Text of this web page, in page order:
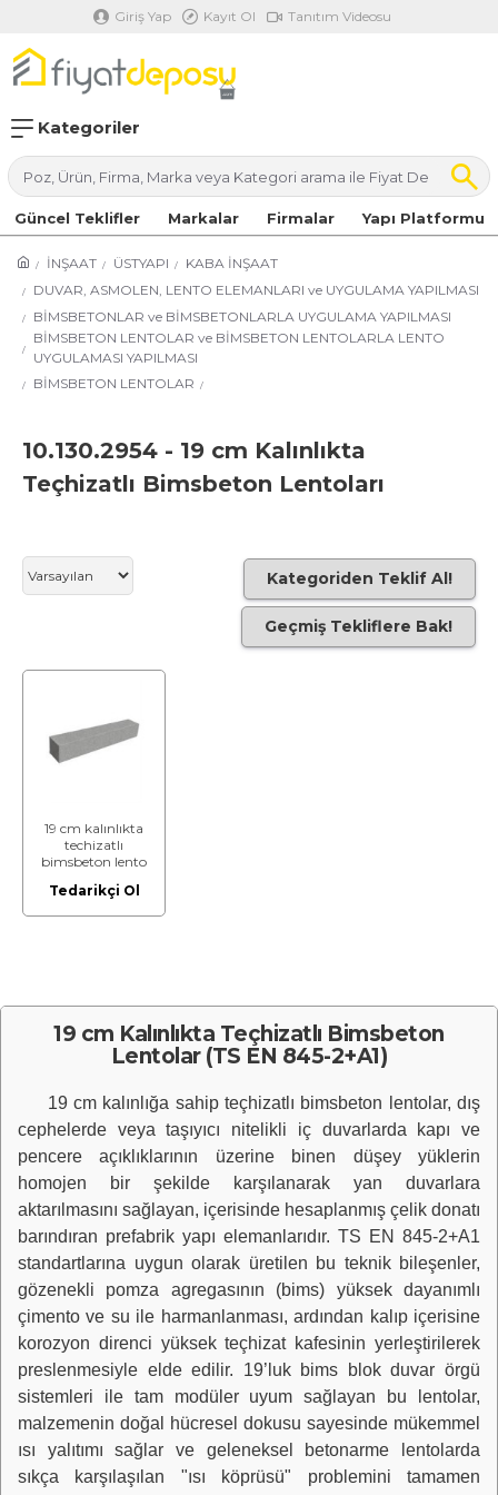
Giriş Yap Kayıt Ol Tanıtım Videosu
Kategoriler
Güncel Teklifler Markalar Firmalar Yapı Platformu
İNŞAAT ÜSTYAPI
KABA İNŞAAT
DUVAR, ASMOLEN, LENTO ELEMANLARI ve UYGULAMA YAPILMASI
BİMSBETONLAR ve BİMSBETONLARLA UYGULAMA YAPILMASI
BİMSBETON LENTOLAR ve BİMSBETON LENTOLARLA LENTO
UYGULAMASI YAPILMASI
BİMSBETON LENTOLAR
10.130.2954 - 19 cm Kalınlıkta
Teçhizatlı Bimsbeton Lentoları
Kategoriden Teklif Al!
Geçmiş Tekliflere Bak!
19 cm kalınlıkta
techizatlı
bimsbeton lento
Tedarikçi Ol
19 cm Kalınlıkta Teçhizatlı Bimsbeton
Lentolar (TS EN 845-2+A1)
19 cm kalınlığa sahip teçhizatlı bimsbeton lentolar, dış
cephelerde veya taşıyıcı nitelikli iç duvarlarda kapı ve
pencere açıklıklarının üzerine binen düşey yüklerin
homojen bir şekilde karşılanarak yan duvarlara
aktarılmasını sağlayan, içerisinde hesaplanmış çelik donatı
barındıran prefabrik yapı elemanlarıdır. TS EN 845-2+A1
standartlarına uygun olarak üretilen bu teknik bileşenler,
gözenekli pomza agregasının (bims) yüksek dayanımlı
çimento ve su ile harmanlanması, ardından kalıp içerisine
korozyon direnci yüksek teçhizat kafesinin yerleştirilerek
preslenmesiyle elde edilir. 19’luk bims blok duvar örgü
sistemleri ile tam modüler uyum sağlayan bu lentolar,
malzemenin doğal hücresel dokusu sayesinde mükemmel
ısı yalıtımı sağlar ve geleneksel betonarme lentolarda
sıkça karşılaşılan "ısı köprüsü" problemini tamamen